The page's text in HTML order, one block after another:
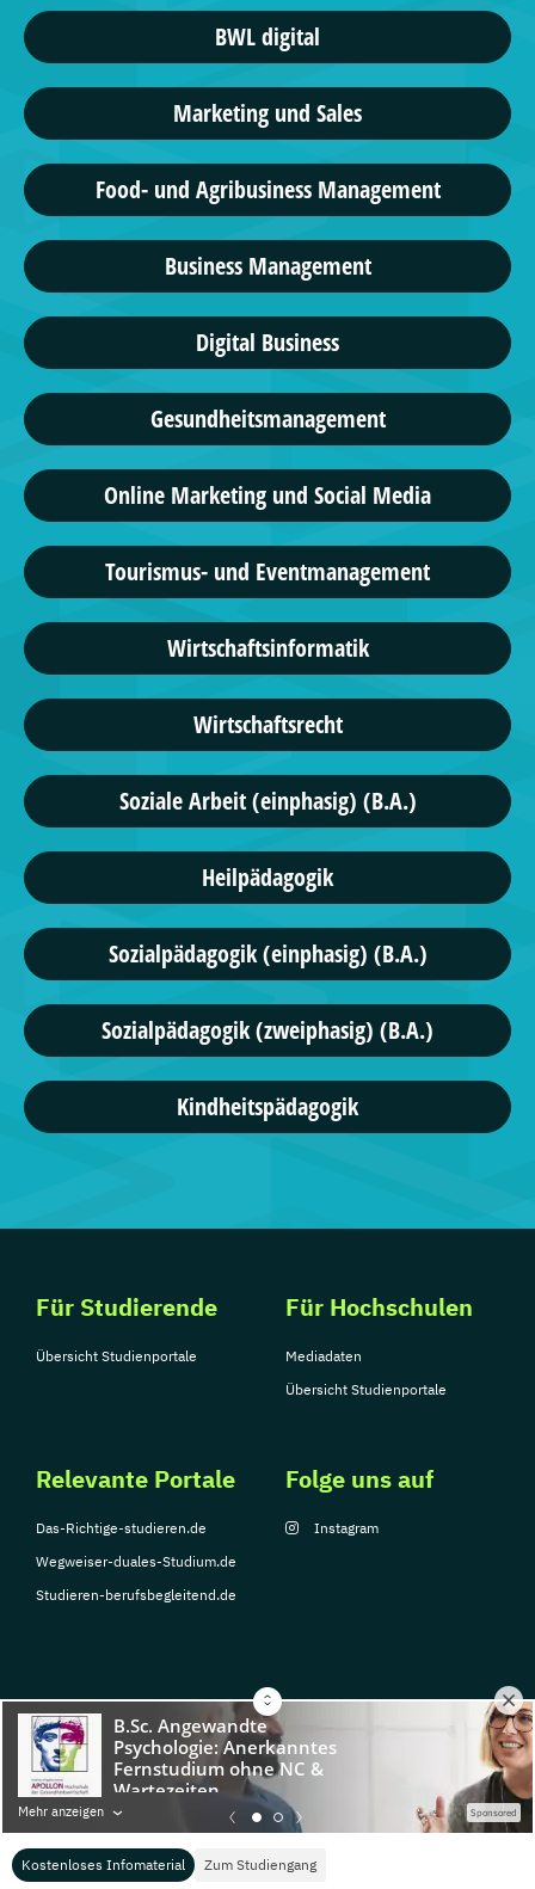
Kostenloses Infomaterial Zum Studiengang
Mehr anzeigen Sponsored
BWL digital
Marketing und Sales
Food- und Agribusiness Management
Business Management
Digital Business
Gesundheitsmanagement
Online Marketing und Social Media
Tourismus- und Eventmanagement
Wirtschaftsinformatik
Wirtschaftsrecht
Soziale Arbeit (einphasig) (B.A.)
Heilpädagogik
Sozialpädagogik (einphasig) (B.A.)
Sozialpädagogik (zweiphasig) (B.A.)
Kindheitspädagogik
Für Studierende
Übersicht Studienportale
Für Hochschulen
Mediadaten
Übersicht Studienportale
Relevante Portale
Das-Richtige-studieren.de
Wegweiser-duales-Studium.de
Studieren-berufsbegleitend.de
Folge uns auf
Instagram
© Copyright 2026, TarGroup Media GmbH
Impressum
Über
uns
Datenschutzerklärung Nutzungsbedingungen